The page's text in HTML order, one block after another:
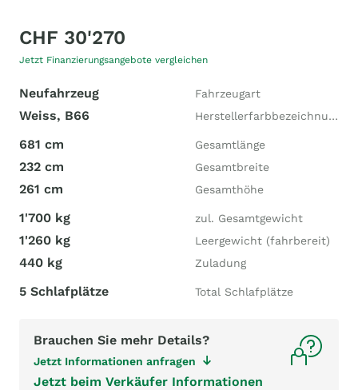
CHF 30'270
Jetzt Finanzierungsangebote vergleichen
Neufahrzeug Fahrzeugart
Weiss, B66 Herstellerfarbbezeichnung
681 cm Gesamtlänge
232 cm Gesamtbreite
261 cm Gesamthöhe
1'700 kg zul. Gesamtgewicht
1'260 kg Leergewicht (fahrbereit)
440 kg Zuladung
5 Schlafplätze Total Schlafplätze
Brauchen Sie mehr Details?
Jetzt Informationen anfragen
Jetzt beim Verkäufer Informationen